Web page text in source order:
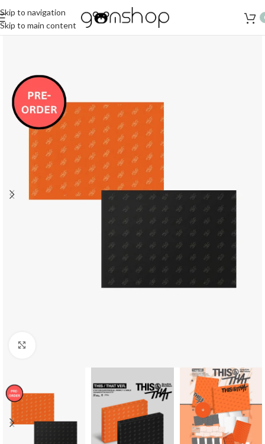
Skip to navigation
Skip to main content